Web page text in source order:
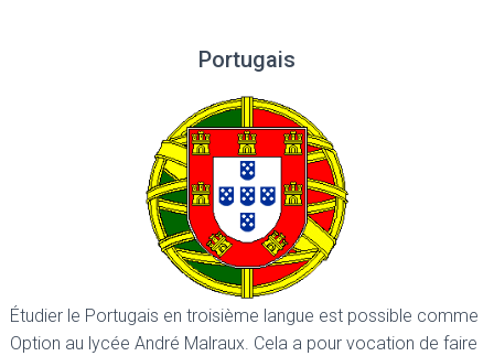
Portugais
Étudier le Portugais en troisième langue est possible comme
Option au lycée André Malraux. Cela a pour vocation de faire